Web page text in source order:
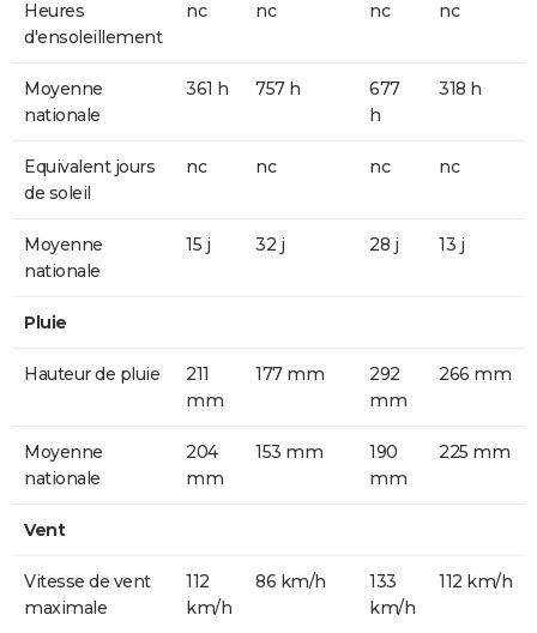
Heures
d'ensoleillement
nc nc nc nc
Moyenne
nationale
361 h 757 h
677
h
318 h
Equivalent jours
de soleil
nc nc nc nc
Moyenne
nationale
15 j 32 j 28 j 13 j
Pluie
Hauteur de pluie
211
mm
177 mm
292
mm
266 mm
Moyenne
nationale
204
mm
153 mm
190
mm
225 mm
Vent
Vitesse de vent
maximale
112
km/h
86 km/h
133
km/h
112 km/h